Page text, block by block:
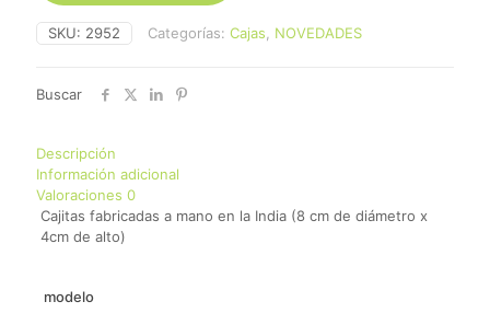
SKU: 2952 Categorías: Cajas NOVEDADES
Buscar
Descripción
Información adicional
Valoraciones 0
Cajitas fabricadas a mano en la India (8 cm de diámetro x
4cm de alto)
modelo